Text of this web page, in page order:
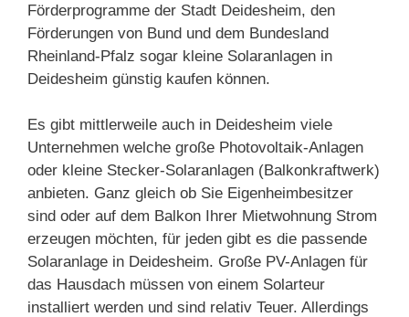
Förderprogramme der Stadt Deidesheim, den
Förderungen von Bund und dem Bundesland
Rheinland-Pfalz sogar kleine Solaranlagen in
Deidesheim günstig kaufen können.
Es gibt mittlerweile auch in Deidesheim viele
Unternehmen welche große Photovoltaik-Anlagen
oder kleine Stecker-Solaranlagen (Balkonkraftwerk)
anbieten. Ganz gleich ob Sie Eigenheimbesitzer
sind oder auf dem Balkon Ihrer Mietwohnung Strom
erzeugen möchten, für jeden gibt es die passende
Solaranlage in Deidesheim. Große PV-Anlagen für
das Hausdach müssen von einem Solarteur
installiert werden und sind relativ Teuer. Allerdings